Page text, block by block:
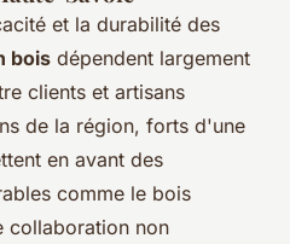
et la durabilité des
bois dépendent largement
clients et artisans
de la région, forts d'une
en avant des
comme le bois
collaboration non